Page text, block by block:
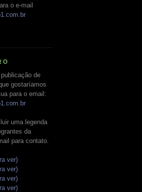
o e-mail
de
gostaríamos
para o email:
uma legenda
da
para contato.
ver)
ver)
ver)
ver)